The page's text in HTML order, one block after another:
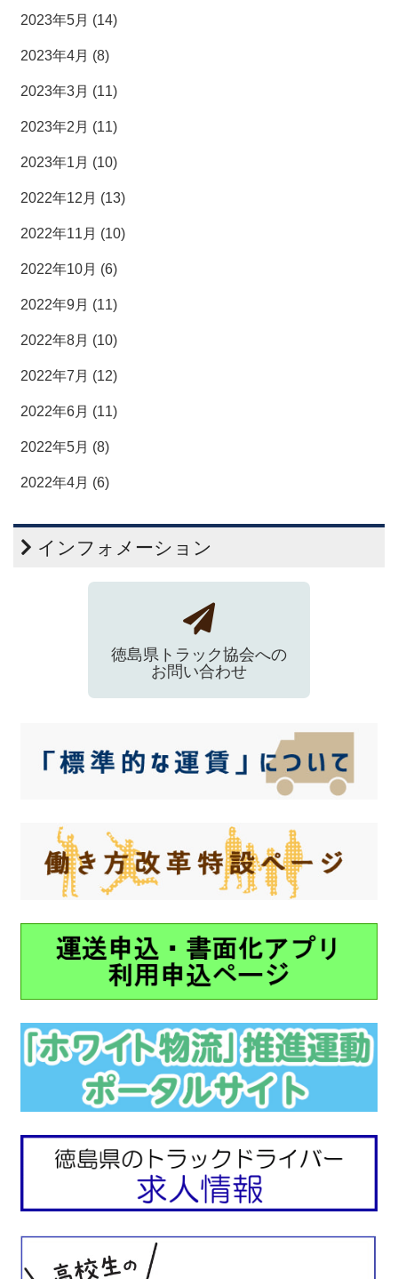
2023年5月 (14)
2023年4月 (8)
2023年3月 (11)
2023年2月 (11)
2023年1月 (10)
2022年12月 (13)
2022年11月 (10)
2022年10月 (6)
2022年9月 (11)
2022年8月 (10)
2022年7月 (12)
2022年6月 (11)
2022年5月 (8)
2022年4月 (6)
インフォメーション
徳島県トラック協会への
お問い合わせ